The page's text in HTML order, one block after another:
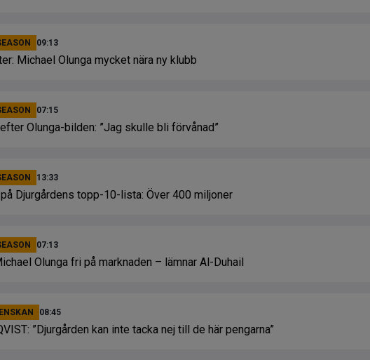
09:13
Michael Olunga mycket nära ny klubb
07:15
Olunga-bilden: ”Jag skulle bli förvånad”
13:33
Djurgårdens topp-10-lista: Över 400 miljoner
07:13
Olunga fri på marknaden – lämnar Al-Duhail
08:45
”Djurgården kan inte tacka nej till de här pengarna”